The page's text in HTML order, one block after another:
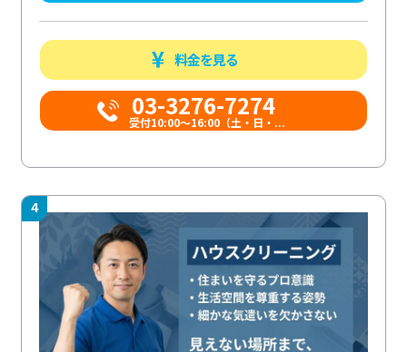
料金を見る
03-3276-7274
受付10:00〜16:00（土・日・...
4